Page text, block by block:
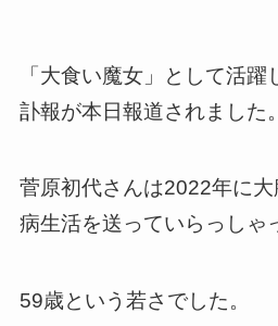
「大食い魔女」として活
訃報が本日報道されました。
菅原初代さんは2022年に
病生活を送っていらっしゃ
59歳という若さでした。